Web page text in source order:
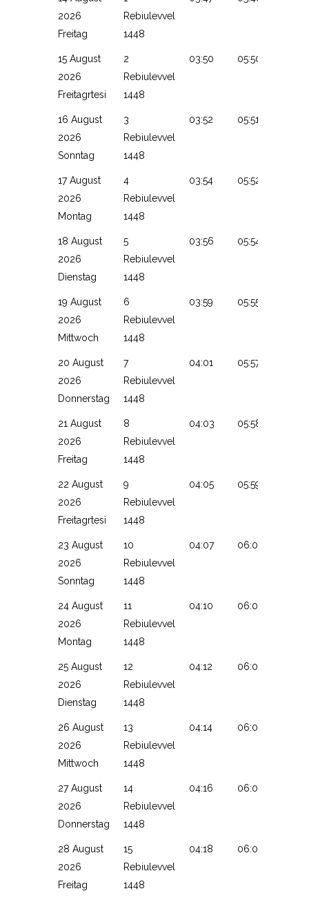
2026
Freitag
Rebiulevvel
1448
15 August
2026
Freitagrtesi
2
Rebiulevvel
1448
03:50 05:50
16 August
2026
Sonntag
3
Rebiulevvel
1448
03:52 05:51
17 August
2026
Montag
4
Rebiulevvel
1448
03:54 05:52
18 August
2026
Dienstag
5
Rebiulevvel
1448
03:56 05:54
19 August
2026
Mittwoch
6
Rebiulevvel
1448
03:59 05:55
20 August
2026
Donnerstag
7
Rebiulevvel
1448
04:01 05:57
21 August
2026
Freitag
8
Rebiulevvel
1448
04:03 05:58
22 August
2026
Freitagrtesi
9
Rebiulevvel
1448
04:05 05:59
23 August
2026
Sonntag
10
Rebiulevvel
1448
04:07 06:01
24 August
2026
Montag
11
Rebiulevvel
1448
04:10 06:02
25 August
2026
Dienstag
12
Rebiulevvel
1448
04:12 06:04
26 August
2026
Mittwoch
13
Rebiulevvel
1448
04:14 06:05
27 August
2026
Donnerstag
14
Rebiulevvel
1448
04:16 06:06
28 August
2026
Freitag
15
Rebiulevvel
1448
04:18 06:08